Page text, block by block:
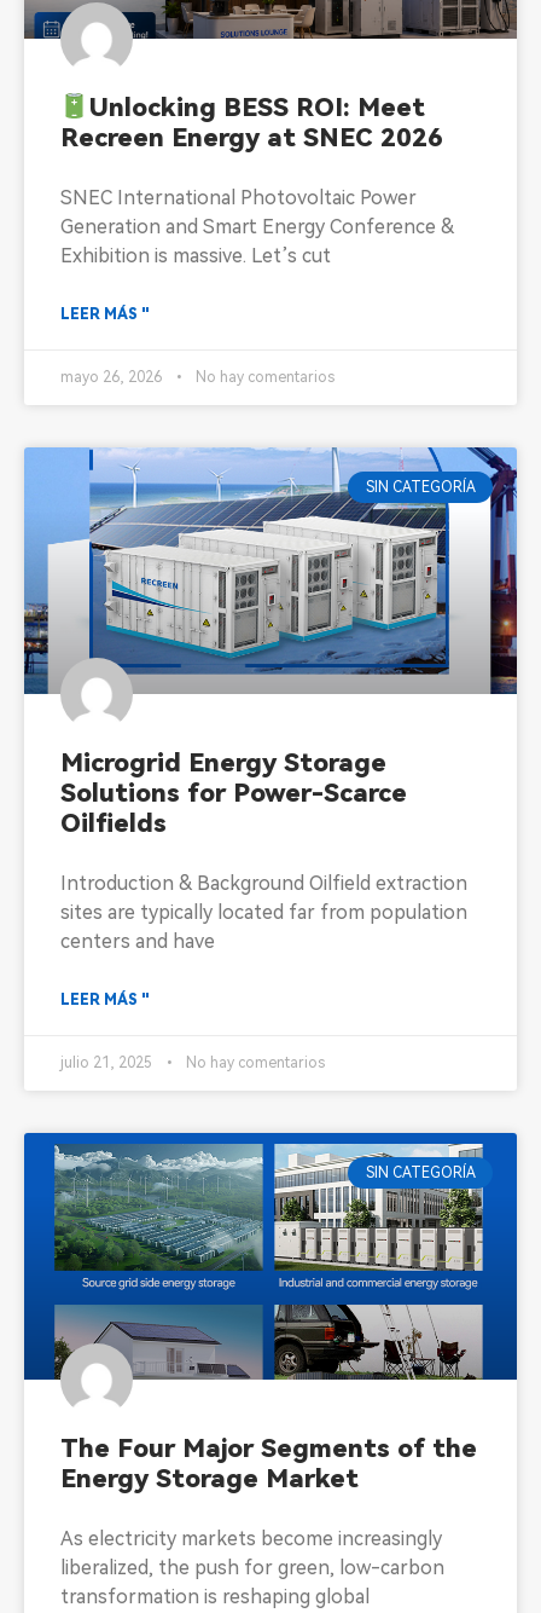
Unlocking BESS ROI: Meet
Recreen Energy at SNEC 2026
SNEC International Photovoltaic Power
Generation and Smart Energy Conference &
Exhibition is massive. Let’s cut
LEER MÁS "
mayo 26, 2026 No hay comentarios
SIN CATEGORÍA
Microgrid Energy Storage
Solutions for Power-Scarce
Oilfields
Introduction & Background Oilfield extraction
sites are typically located far from population
centers and have
LEER MÁS "
julio 21, 2025 No hay comentarios
SIN CATEGORÍA
The Four Major Segments of the
Energy Storage Market
As electricity markets become increasingly
liberalized, the push for green, low-carbon
transformation is reshaping global